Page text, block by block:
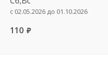
с 02.05.2026 до 01.10.2026
110 руб.